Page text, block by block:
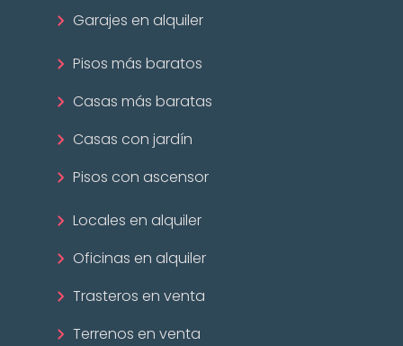
Garajes en alquiler
Pisos más baratos
Casas más baratas
Casas con jardín
Pisos con ascensor
Locales en alquiler
Oficinas en alquiler
Trasteros en venta
Terrenos en venta